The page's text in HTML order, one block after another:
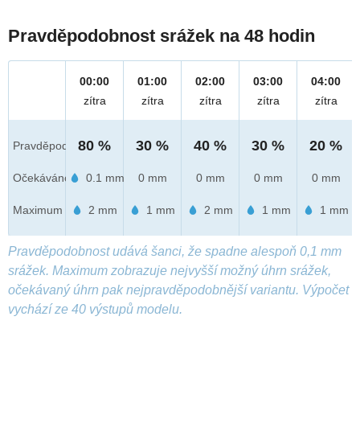
Pravděpodobnost srážek na 48 hodin
Pravděpod.
Očekáváno
Maximum
00:00
zítra
80 %
0.1 mm
2 mm
01:00
zítra
30 %
0 mm
1 mm
02:00
zítra
40 %
0 mm
2 mm
03:00
zítra
30 %
0 mm
1 mm
04:00
zítra
20 %
0 mm
1 mm
Pravděpodobnost udává šanci, že spadne alespoň 0,1 mm
srážek. Maximum zobrazuje nejvyšší možný úhrn srážek,
očekávaný úhrn pak nejpravděpodobnější variantu. Výpočet
vychází ze 40 výstupů modelu.